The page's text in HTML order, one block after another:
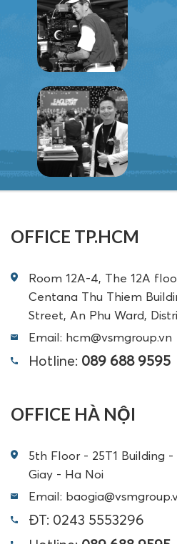
OFFICE TP.HCM
Room 12A-4, The 12A
Centana Thu Thiem
Street, An Phu Ward,
Email: hcm@vsmgroup.vn
Hotline: 089 688 9595
OFFICE HÀ NỘI
5th Floor - 25T1 Building
Giay - Ha Noi
Email:
ĐT: 0243 5553296